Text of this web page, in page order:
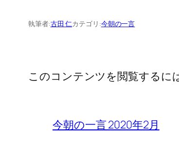
執筆者:古田 仁カテゴリ:今朝の一言
このコンテンツを閲覧するに
今朝の一言 2020年2月